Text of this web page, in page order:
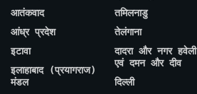
आतंकवाद
आंध्र प्रदेश
इटावा
इलाहाबाद (प्रयागराज)
मंडल
तमिलनाडु
तेलंगाना
दादरा और नगर हवेली
एवं दमन और दीव
दिल्ली